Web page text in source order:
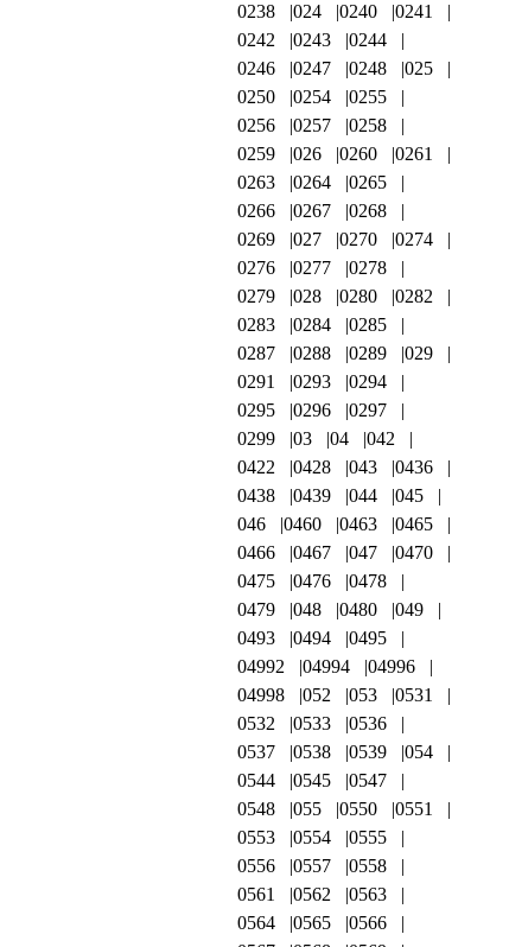
0238
024 0240
0241
0242
0243
0244
0246
0247 0248
025
0250
0254
0255
0256
0257
0258
0259
026 0260
0261
0263
0264
0265
0266
0267
0268
0269
027 0270
0274
0276
0277
0278
0279
028 0280
0282
0283
0284
0285
0287
0288 0289
029
0291
0293
0294
0295
0296
0297
0299
03 04
042
0422
0428 043
0436
0438
0439 044
045
046
0460 0463
0465
0466
0467 047
0470
0475
0476
0478
0479
048 0480
049
0493
0494
0495
04992
04994
04996
04998
052 053
0531
0532
0533
0536
0537
0538 0539
054
0544
0545
0547
0548
055 0550
0551
0553
0554
0555
0556
0557
0558
0561
0562
0563
0564
0565
0566